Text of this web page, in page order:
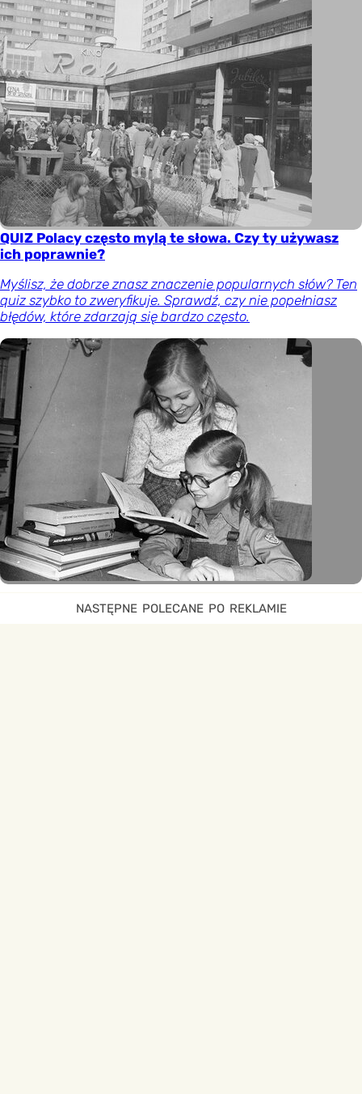
QUIZ Polacy często mylą te słowa. Czy ty używasz
ich poprawnie?
Myślisz, że dobrze znasz znaczenie popularnych słów? Ten
quiz szybko to zweryfikuje. Sprawdź, czy nie popełniasz
błędów, które zdarzają się bardzo często.